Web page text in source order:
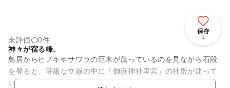
保存
1
未評価
0件
神々が宿る峰。
鳥居からヒノキやサワラの巨木が茂っているのを見ながら石段
を登ると、荘厳な立巌の中に「御嶽神社里宮」の社殿が建って
います。石段は４４９段あります。古くは岩戸権現として知ら